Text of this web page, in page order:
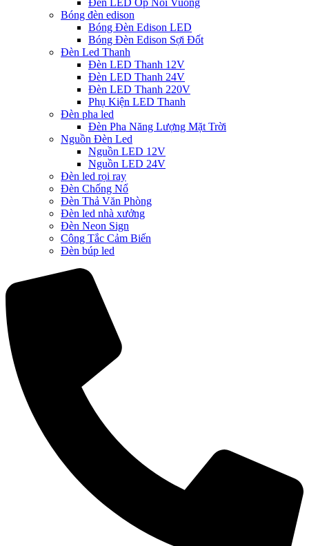
Đèn LED Ốp Nổi Vuông
Bóng đèn edison
Bóng Đèn Edison LED
Bóng Đèn Edison Sợi Đốt
Đèn Led Thanh
Đèn LED Thanh 12V
Đèn LED Thanh 24V
Đèn LED Thanh 220V
Phụ Kiện LED Thanh
Đèn pha led
Đèn Pha Năng Lượng Mặt Trời
Nguồn Đèn Led
Nguồn LED 12V
Nguồn LED 24V
Đèn led rọi ray
Đèn Chống Nổ
Đèn Thả Văn Phòng
Đèn led nhà xưởng
Đèn Neon Sign
Công Tắc Cảm Biến
Đèn búp led